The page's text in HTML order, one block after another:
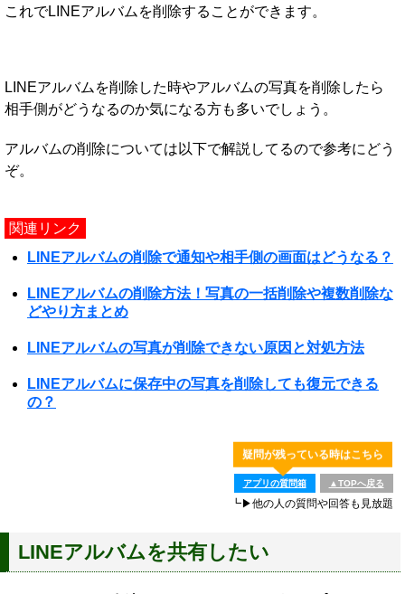
これでLINEアルバムを削除することができます。
LINEアルバムを削除した時やアルバムの写真を削除したら
相手側がどうなるのか気になる方も多いでしょう。
アルバムの削除については以下で解説してるので参考にどう
ぞ。
関連リンク
LINEアルバムの削除で通知や相手側の画面はどうなる？
LINEアルバムの削除方法！写真の一括削除や複数削除な
どやり方まとめ
LINEアルバムの写真が削除できない原因と対処方法
LINEアルバムに保存中の写真を削除しても復元できる
の？
疑問が残っている時はこちら
アプリの質問箱 ▲TOPへ戻る
┗▶他の人の質問や回答も見放題
LINEアルバムを共有したい